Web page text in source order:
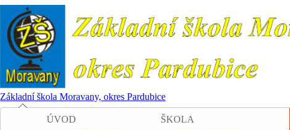
Základní škola Moravany, okres Pardubice
ÚVOD
ŠKOLA